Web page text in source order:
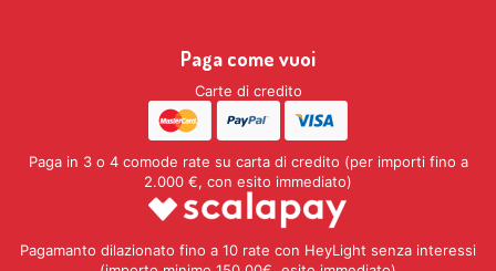
Paga come vuoi
Carte di credito
Paga in 3 o 4 comode rate su carta di credito (per importi fino a
2.000 €, con esito immediato)
Pagamanto dilazionato fino a 10 rate con HeyLight senza interessi